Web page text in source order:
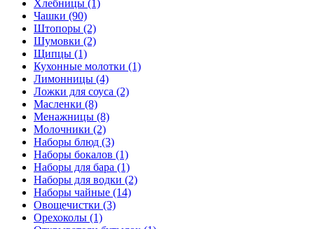
Хлебницы (1)
Чашки (90)
Штопоры (2)
Шумовки (2)
Щипцы (1)
Кухонные молотки (1)
Лимонницы (4)
Ложки для соуса (2)
Масленки (8)
Менажницы (8)
Молочники (2)
Наборы блюд (3)
Наборы бокалов (1)
Наборы для бара (1)
Наборы для водки (2)
Наборы чайные (14)
Овощечистки (3)
Орехоколы (1)